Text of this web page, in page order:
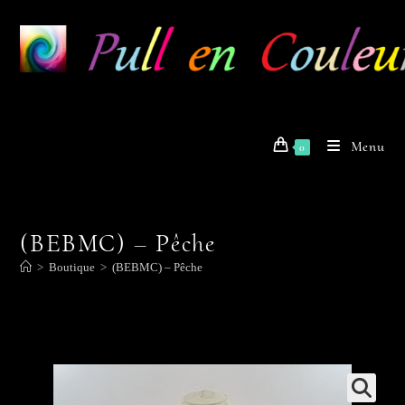
content
0 Menu
(BEBMC) – Pêche
> Boutique > (BEBMC) – Pêche